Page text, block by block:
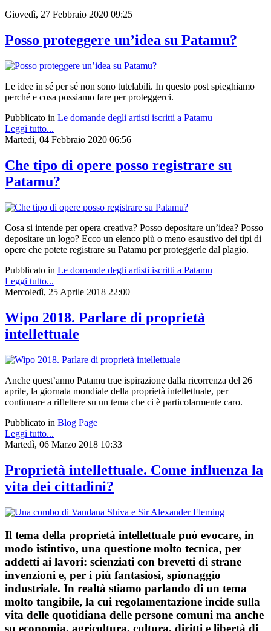
Giovedì, 27 Febbraio 2020 09:25
Posso proteggere un’idea su Patamu?
Le idee in sé per sé non sono tutelabili. In questo post spieghiamo
perché e cosa possiamo fare per proteggerci.
Pubblicato in Le domande degli artisti iscritti a Patamu
Leggi tutto...
Martedì, 04 Febbraio 2020 06:56
Che tipo di opere posso registrare su
Patamu?
Cosa si intende per opera creativa? Posso depositare un’idea? Posso
depositare un logo? Ecco un elenco più o meno esaustivo dei tipi di
opere che potete registrare su Patamu per proteggerle dal plagio.
Pubblicato in Le domande degli artisti iscritti a Patamu
Leggi tutto...
Mercoledì, 25 Aprile 2018 22:00
Wipo 2018. Parlare di proprietà
intellettuale
Anche quest’anno Patamu trae ispirazione dalla ricorrenza del 26
aprile, la giornata mondiale della proprietà intellettuale, per
continuare a riflettere su un tema che ci è particolarmente caro.
Pubblicato in Blog Page
Leggi tutto...
Martedì, 06 Marzo 2018 10:33
Proprietà intellettuale. Come influenza la
vita dei cittadini?
Il tema della proprietà intellettuale può evocare, in
modo istintivo, una questione molto tecnica, per
addetti ai lavori: scienziati con brevetti di strane
invenzioni e, per i più fantasiosi, spionaggio
industriale. In realtà stiamo parlando di un tema
molto tangibile, la cui regolamentazione incide sulla
vita delle quotidiana delle persone comuni ma anche